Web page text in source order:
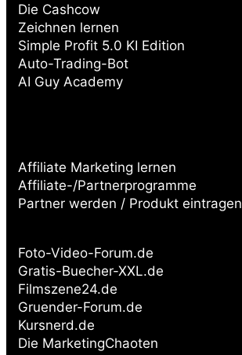
Die Cashcow
Zeichnen lernen
Simple Profit 5.0 KI Edition
Auto-Trading-Bot
AI Guy Academy
Affiliate Marketing lernen
Affiliate-/Partnerprogramme
Partner werden / Produkt eintragen
Foto-Video-Forum.de
Gratis-Buecher-XXL.de
Filmszene24.de
Gruender-Forum.de
Kursnerd.de
Die MarketingChaoten